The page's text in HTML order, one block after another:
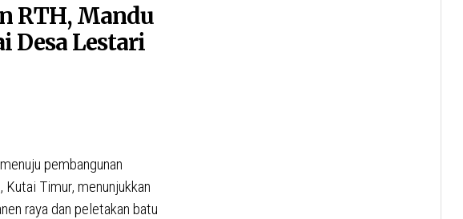
RTH, Mandu
Desa Lestari
pembangunan
Timur, menunjukkan
raya dan peletakan batu